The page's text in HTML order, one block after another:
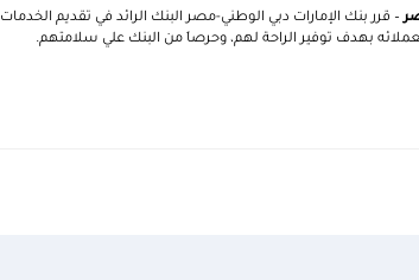
– قرر بنك الإمارات دبي الوطني-مصر البنك الرائد في تقديم
بهدف توفير الراحة لهم، وحرصاَ من البنك علي سلامتهم.